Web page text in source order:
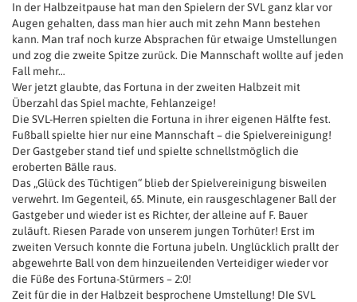
In der Halbzeitpause hat man den Spielern der SVL ganz klar vor
Augen gehalten, dass man hier auch mit zehn Mann bestehen
kann. Man traf noch kurze Absprachen für etwaige Umstellungen
und zog die zweite Spitze zurück. Die Mannschaft wollte auf jeden
Fall mehr…
Wer jetzt glaubte, das Fortuna in der zweiten Halbzeit mit
Überzahl das Spiel machte, Fehlanzeige!
Die SVL-Herren spielten die Fortuna in ihrer eigenen Hälfte fest.
Fußball spielte hier nur eine Mannschaft – die Spielvereinigung!
Der Gastgeber stand tief und spielte schnellstmöglich die
eroberten Bälle raus.
Das „Glück des Tüchtigen“ blieb der Spielvereinigung bisweilen
verwehrt. Im Gegenteil, 65. Minute, ein rausgeschlagener Ball der
Gastgeber und wieder ist es Richter, der alleine auf F. Bauer
zuläuft. Riesen Parade von unserem jungen Torhüter! Erst im
zweiten Versuch konnte die Fortuna jubeln. Unglücklich prallt der
abgewehrte Ball von dem hinzueilenden Verteidiger wieder vor
die Füße des Fortuna-Stürmers – 2:0!
Zeit für die in der Halbzeit besprochene Umstellung! DIe SVL